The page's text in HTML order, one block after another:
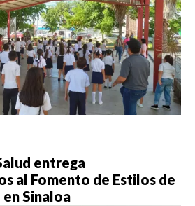
entrega
al Fomento de Estilos de
Sinaloa